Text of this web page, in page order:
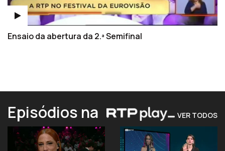
Ensaio da abertura da 2.ª Semifinal
Episódios na VER TODOS